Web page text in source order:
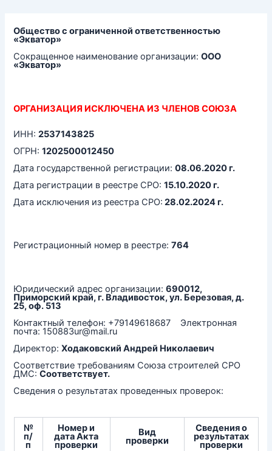
Общество с ограниченной ответственностью
«Экватор»
Сокращенное наименование организации:ООО
«Экватор»
ОРГАНИЗАЦИЯ ИСКЛЮЧЕНА ИЗ ЧЛЕНОВ СОЮЗА
ИНН:2537143825
ОГРН:1202500012450
Дата государственной регистрации:08.06.2020 г.
Дата регистрации в реестре СРО:15.10.2020 г.
Дата исключения из реестра СРО: 28.02.2024 г.
Регистрационный номер в реестре:764
Юридический адрес организации:690012,
Приморский край, г. Владивосток, ул. Березовая, д.
25, оф. 513
Контактный телефон: +79149618687 Электронная
почта: 150883ur@mail.ru
Директор:Ходаковский Андрей Николаевич
Соответствие требованиям Союза строителей СРО
ДМС:Соответствует.
Сведения о результатах проведенных проверок:
№
п/
п
Номер и
дата Акта
проверки
Вид
проверки
Сведения о
результатах
проверки